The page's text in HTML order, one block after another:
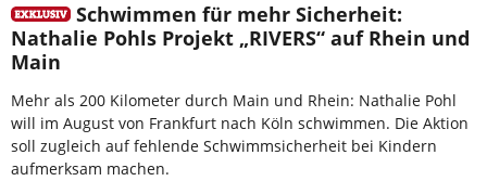
Schwimmen für mehr Sicherheit:
Nathalie Pohls Projekt „RIVERS“ auf Rhein und
Main
Mehr als 200 Kilometer durch Main und Rhein: Nathalie Pohl
will im August von Frankfurt nach Köln schwimmen. Die Aktion
soll zugleich auf fehlende Schwimmsicherheit bei Kindern
aufmerksam machen.